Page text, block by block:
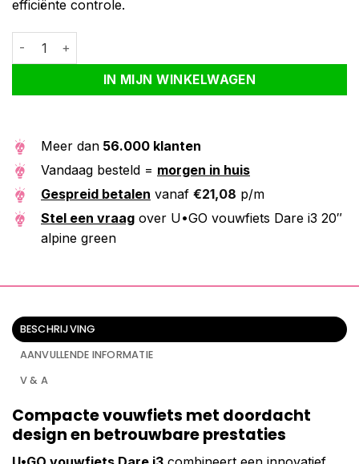
efficiënte controle.
U•GO vouwfiets Dare i3 20" alpine green aantal
IN MIJN WINKELWAGEN
Alternative:
Meer dan 56.000 klanten
Vandaag besteld = morgen in huis
Gespreid betalen vanaf €21,08 p/m
Stel een vraag over U•GO vouwfiets Dare i3 20″
alpine green
BESCHRIJVING
AANVULLENDE INFORMATIE
V & A
Compacte vouwfiets met doordacht
design en betrouwbare prestaties